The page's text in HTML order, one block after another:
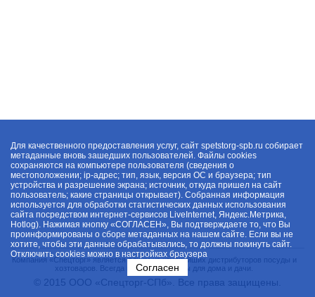
Компания «Спецторг» является одним из крупнейших дистрибуторов посуды и
хозтоваров. Всегда в наличии товары для дома и дачи.
© 2015 ООО «Спецторг-СПб». Все права защищены.
Для качественного предоставления услуг, сайт spetstorg-spb.ru собирает
метаданные вновь зашедших пользователей. Файлы cookies
сохраняются на компьютере пользователя (сведения о
местоположении; ip-адрес; тип, язык, версия ОС и браузера; тип
устройства и разрешение экрана; источник, откуда пришел на сайт
пользователь; какие страницы открывает). Собранная информация
используется для обработки статистических данных использования
сайта посредством интернет-сервисов LiveInternet, Яндекс.Метрика,
Hotlog). Нажимая кнопку «СОГЛАСЕН», Вы подтверждаете то, что Вы
проинформированы о сборе метаданных на нашем сайте. Если вы не
хотите, чтобы эти данные обрабатывались, то должны покинуть сайт.
Отключить cookies можно в настройках браузера
Согласен